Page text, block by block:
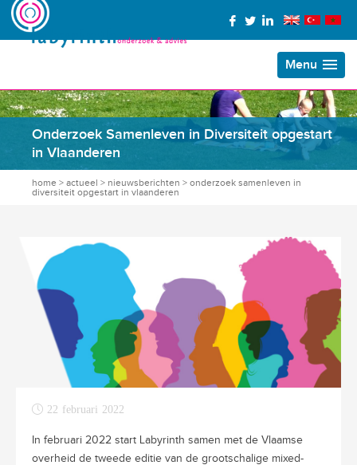
Menu
Onderzoek Samenleven in Diversiteit opgestart
in Vlaanderen
home > actueel > nieuwsberichten > onderzoek samenleven in
diversiteit opgestart in vlaanderen
22 februari 2022
In februari 2022 start Labyrinth samen met de Vlaamse
overheid de tweede editie van de grootschalige mixed-